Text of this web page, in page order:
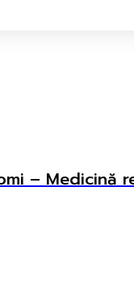
– Medicină